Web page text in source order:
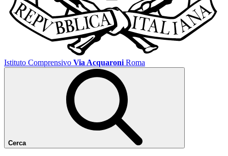
Istituto Comprensivo Via Acquaroni Roma
Cerca